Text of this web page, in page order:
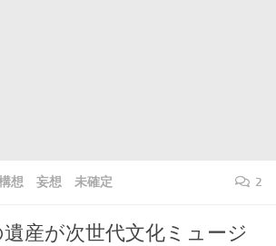
想 妄想 未確定 2
産が次世代文化ミュージ